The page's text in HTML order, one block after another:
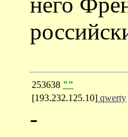
253638 ""
[193.232.125.10] qwerty
-